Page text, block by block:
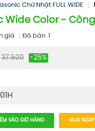
Chữ Nhật FULL WIDE
Wide Color -
giá Đã bán 1
37.500 -25%
VÀO GIỎ HÀNG MUA NGAY